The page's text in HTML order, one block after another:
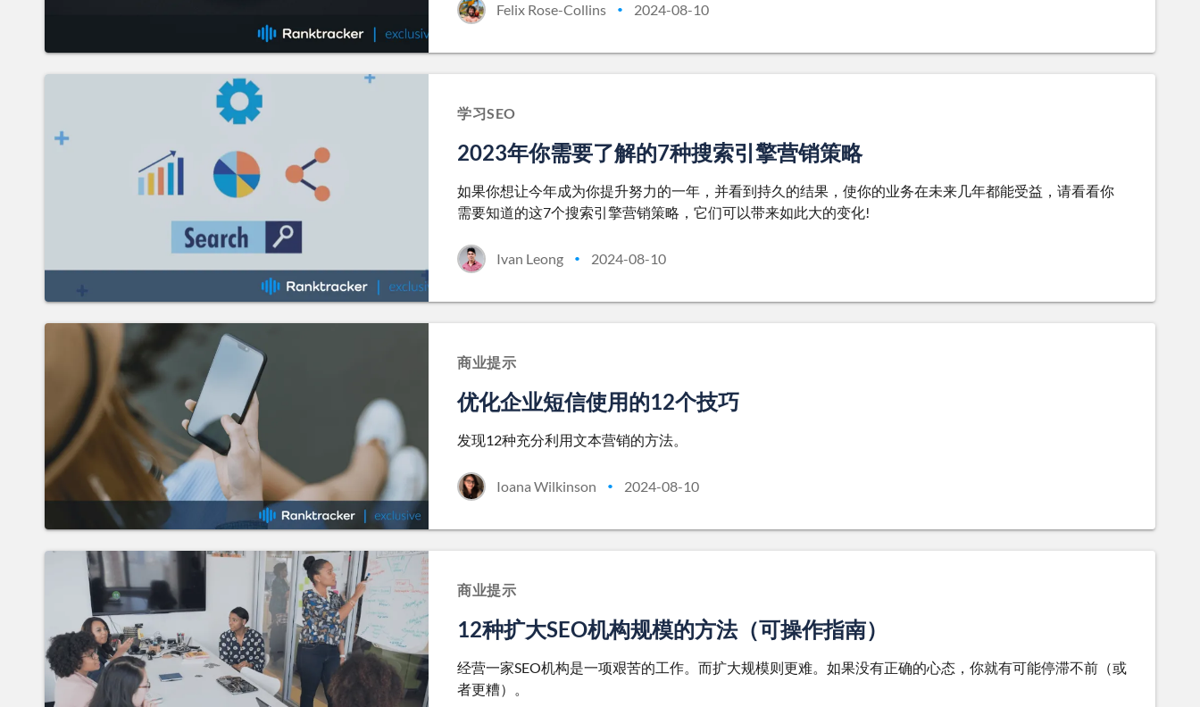
Felix Rose-Collins • 2024-08-10
学习SEO
2023年你需要了解的7种搜索引擎营销策略
如果你想让今年成为你提升努力的一年，并看到持久的结果，使你的业务在未来几年都能受益，请看看你
需要知道的这7个搜索引擎营销策略，它们可以带来如此大的变化!
Ivan Leong • 2024-08-10
商业提示
优化企业短信使用的12个技巧
发现12种充分利用文本营销的方法。
Ioana Wilkinson • 2024-08-10
商业提示
12种扩大SEO机构规模的方法（可操作指南）
经营一家SEO机构是一项艰苦的工作。而扩大规模则更难。如果没有正确的心态，你就有可能停滞不前（或
者更糟）。